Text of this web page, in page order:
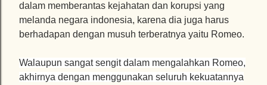
dalam memberantas kejahatan dan korupsi yang
melanda negara indonesia, karena dia juga harus
berhadapan dengan musuh terberatnya yaitu Romeo.
Walaupun sangat sengit dalam mengalahkan Romeo,
akhirnya dengan menggunakan seluruh kekuatannya